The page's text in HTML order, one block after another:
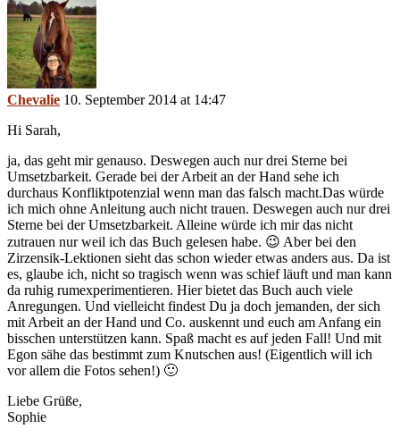
Chevalie 10. September 2014 at 14:47
Hi Sarah,
ja, das geht mir genauso. Deswegen auch nur drei Sterne bei
Umsetzbarkeit. Gerade bei der Arbeit an der Hand sehe ich
durchaus Konfliktpotenzial wenn man das falsch macht.Das würde
ich mich ohne Anleitung auch nicht trauen. Deswegen auch nur drei
Sterne bei der Umsetzbarkeit. Alleine würde ich mir das nicht
zutrauen nur weil ich das Buch gelesen habe. 😉 Aber bei den
Zirzensik-Lektionen sieht das schon wieder etwas anders aus. Da ist
es, glaube ich, nicht so tragisch wenn was schief läuft und man kann
da ruhig rumexperimentieren. Hier bietet das Buch auch viele
Anregungen. Und vielleicht findest Du ja doch jemanden, der sich
mit Arbeit an der Hand und Co. auskennt und euch am Anfang ein
bisschen unterstützen kann. Spaß macht es auf jeden Fall! Und mit
Egon sähe das bestimmt zum Knutschen aus! (Eigentlich will ich
vor allem die Fotos sehen!) 🙂
Liebe Grüße,
Sophie